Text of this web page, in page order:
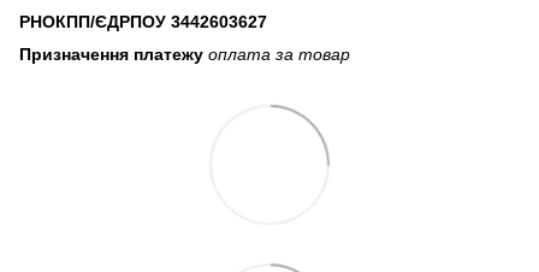
РНОКПП/ЄДРПОУ 3442603627
Призначення платежу оплата за товар